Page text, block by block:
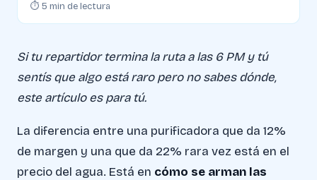
⏱ 5 min de lectura
Si tu repartidor termina la ruta a las 6 PM y tú
sentís que algo está raro pero no sabes dónde,
este artículo es para tú.
La diferencia entre una purificadora que da 12%
de margen y una que da 22% rara vez está en el
precio del agua. Está en cómo se arman las